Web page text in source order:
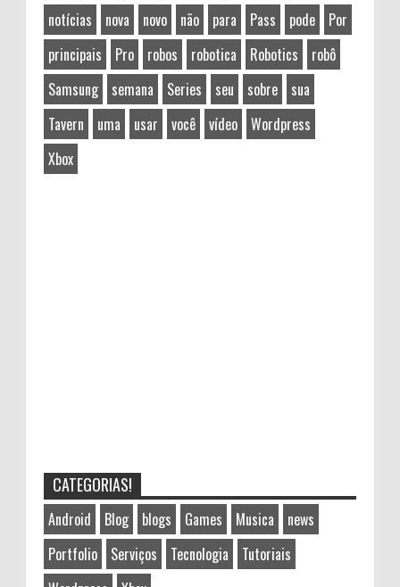
notícias
nova novo não para Pass pode
Por
principais
Pro robos robotica Robotics
robô
Samsung
semana Series seu sobre
sua
Tavern
uma usar você vídeo
Wordpress
Xbox
CATEGORIAS!
Android Blog blogs Games Musica
news
Portfolio
Serviços Tecnologia
Tutoriais